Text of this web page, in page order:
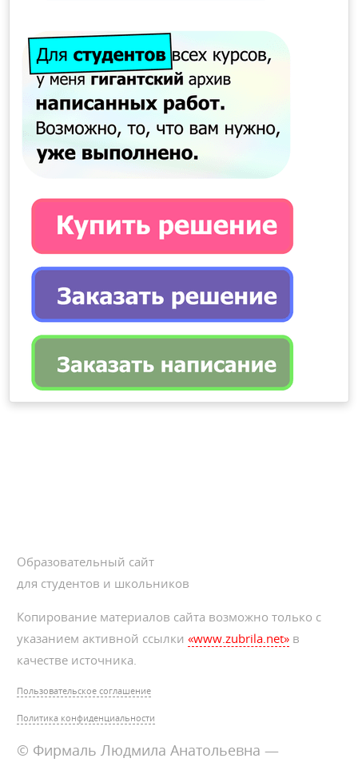
Образовательный сайт
для студентов и школьников
Копирование материалов сайта возможно только с
указанием активной ссылки«www.zubrila.net» в
качестве источника.
Пользовательское соглашение
Политика конфиденциальности
© Фирмаль Людмила Анатольевна —